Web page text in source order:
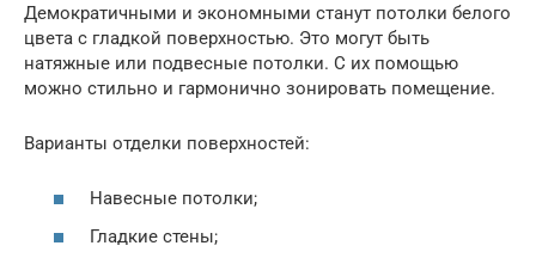
Демократичными и экономными станут потолки белого
цвета с гладкой поверхностью. Это могут быть
натяжные или подвесные потолки. С их помощью
можно стильно и гармонично зонировать помещение.
Варианты отделки поверхностей:
Навесные потолки;
Гладкие стены;